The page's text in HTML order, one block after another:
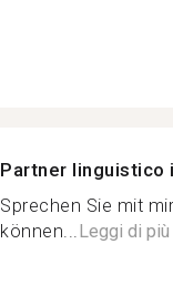
Partner linguistico
Sprechen Sie mit
können...Leggi di più